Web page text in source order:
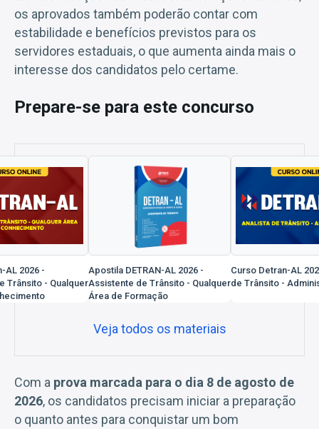
os aprovados também poderão contar com
estabilidade e benefícios previstos para os
servidores estaduais, o que aumenta ainda mais o
interesse dos candidatos pelo certame.
Prepare-se para este concurso
AL 2026 -
Trânsito - Qualquer
Apostila DETRAN-AL 2026 -
Assistente de Trânsito - Qualquer
Área de Formação
Curso Detran-AL
de Trânsito -
Veja todos os materiais
Com a prova marcada para o dia 8 de agosto de
2026, os candidatos precisam iniciar a preparação
o quanto antes para conquistar um bom